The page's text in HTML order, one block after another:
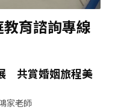
育諮詢專線
共賞婚姻旅程美
家老師